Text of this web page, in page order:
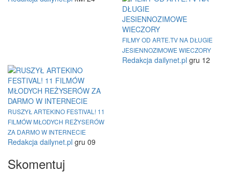
FILMY OD ARTE.TV NA DŁUGIE
JESIENNOZIMOWE WIECZORY
Redakcja dailynet.pl gru 12
RUSZYŁ ARTEKINO FESTIVAL! 11
FILMÓW MŁODYCH REŻYSERÓW
ZA DARMO W INTERNECIE
Redakcja dailynet.pl gru 09
Skomentuj